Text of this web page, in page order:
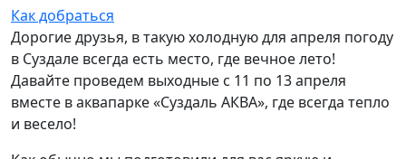
Как добраться
Дорогие друзья, в такую холодную для апреля погоду
в Суздале всегда есть место, где вечное лето!
Давайте проведем выходные с 11 по 13 апреля
вместе в аквапарке «Суздаль АКВА», где всегда тепло
и весело!